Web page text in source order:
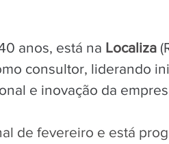
anos, está na Localiza
consultor, liderando
e inovação da
de fevereiro e está